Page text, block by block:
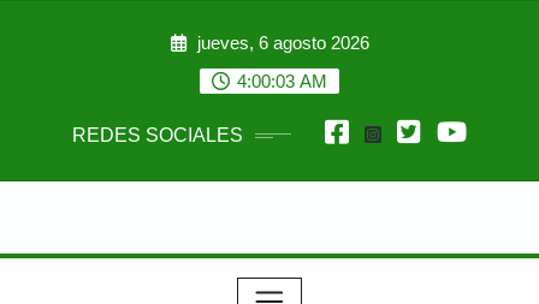
jueves, 6 agosto 2026
4:00:04 AM
REDES SOCIALES